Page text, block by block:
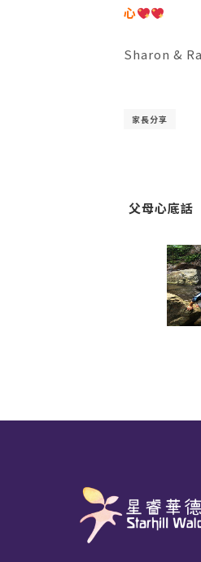
心
Sharon &
家長分享
父母心底話